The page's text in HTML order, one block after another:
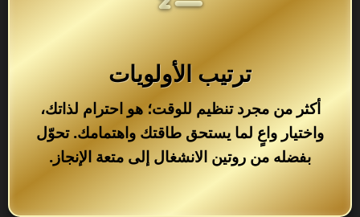
ترتيب الأولويات
أكثر من مجرد تنظيم للوقت؛ هو احترام لذاتك،
واختيار واعٍ لما يستحق طاقتك واهتمامك. تحوّل
بفضله من روتين الانشغال إلى متعة الإنجاز.